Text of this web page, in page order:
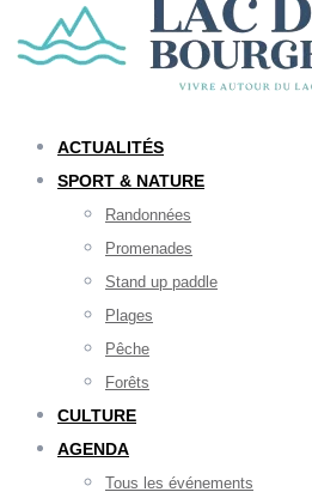
ACTUALITÉS
SPORT & NATURE
Randonnées
Promenades
Stand up paddle
Plages
Pêche
Forêts
CULTURE
AGENDA
Tous les événements